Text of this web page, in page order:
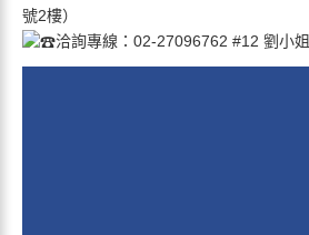
號2樓）
洽詢專線：02-27096762 #12 劉小姐